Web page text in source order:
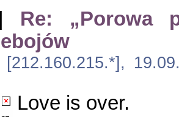
Re: „Porowa
[212.160.215.*],
Love is over.